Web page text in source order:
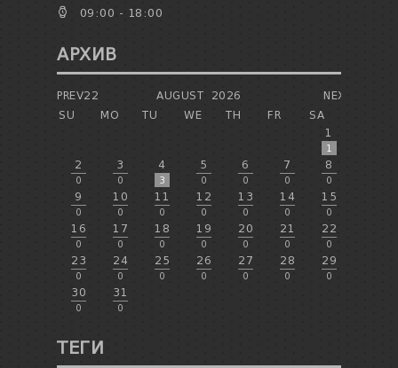
09:00 - 18:00
АРХИВ
PREV22 NEXT
AUGUST
2026
SU
MO TU WE TH FR
SA
1
1
2
0
3
0
4
3
5
0
6
0
7
0
8
0
9
0
10
0
11
0
12
0
13
0
14
0
15
0
16
0
17
0
18
0
19
0
20
0
21
0
22
0
23
0
24
0
25
0
26
0
27
0
28
0
29
0
30
0
31
0
ТЕГИ